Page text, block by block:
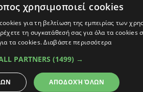
χρησιμοποιεί cookies
για τη βελτίωση της εμπειρίας των
τη συγκατάθεσή σας για όλα τα cookies
τα cookies.Διαβάστε περισσότερα
PARTNERS (1499) →
ΑΠΟΔΟΧΉ ΌΛΩΝ